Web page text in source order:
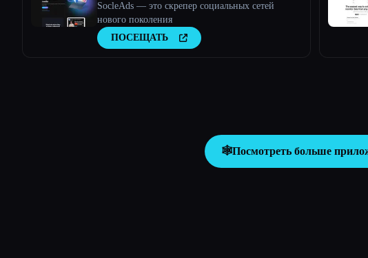
SocleAds — это скрепер социальных сетей
нового поколения
ПОСЕЩАТЬ
🕸️Посмотреть больше